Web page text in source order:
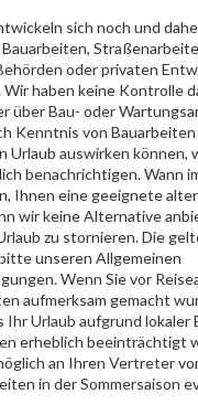
sich noch und
oder privaten
haben keine Kontrolle
über Bau- oder
Kenntnis von
Urlaub auswirken können,
benachrichtigen. Wann
Ihnen eine geeignete
wir keine Alternative
zu stornieren. Die
unseren Allgemeinen
Wenn Sie vor
aufmerksam gemacht
Urlaub aufgrund lokaler
erheblich beeinträchtigt
an Ihren Vertreter
in der Sommersaison